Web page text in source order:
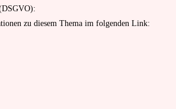
zu diesem Thema im folgenden Link: